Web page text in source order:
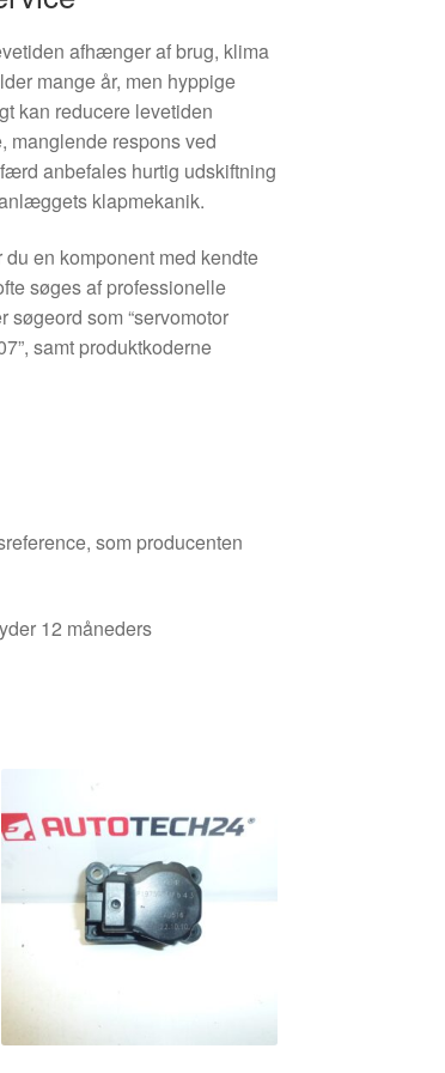
afhænger af brug, klima
mange år, men hyppige
kan reducere levetiden
manglende respons ved
anbefales hurtig udskiftning
klapmekanik.
en komponent med kendte
søges af professionelle
søgeord som “servomotor
samt produktkoderne
som producenten
12 måneders